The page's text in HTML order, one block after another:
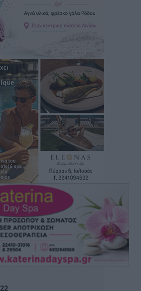
για συντήρηση στο κλειστό της
βήμα πριν από επαγγελματικό
με MTGP και BXGP για Ευρώπη
ευρωπαϊκά εισιτήρια διαρκείας
η Νίκη Καρτσαμάρη
και Davis
ομάδα με εμπειρία,
και σύγχρονες μεθόδους»